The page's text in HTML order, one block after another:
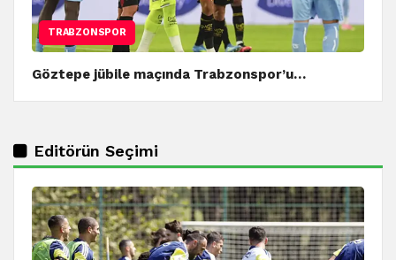
TRABZONSPOR
Göztepe jübile maçında Trabzonspor’u…
Editörün Seçimi